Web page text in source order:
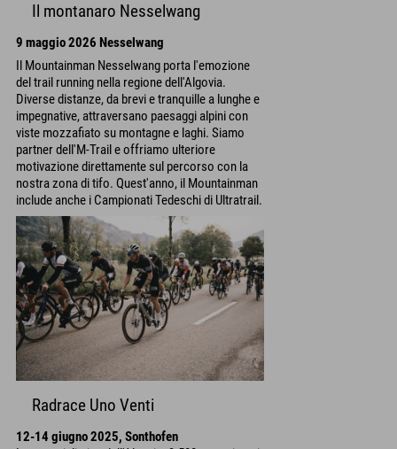
Il montanaro Nesselwang
9 maggio 2026 Nesselwang
Il Mountainman Nesselwang porta l'emozione
del trail running nella regione dell'Algovia.
Diverse distanze, da brevi e tranquille a lunghe e
impegnative, attraversano paesaggi alpini con
viste mozzafiato su montagne e laghi. Siamo
partner dell'M-Trail e offriamo ulteriore
motivazione direttamente sul percorso con la
nostra zona di tifo. Quest'anno, il Mountainman
include anche i Campionati Tedeschi di Ultratrail.
Radrace Uno Venti
12-14 giugno 2025, Sonthofen